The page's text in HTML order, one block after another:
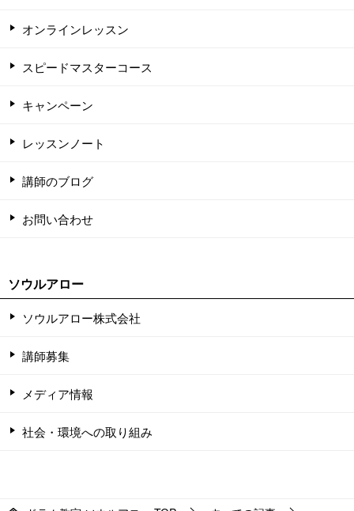
オンラインレッスン
スピードマスターコース
キャンペーン
レッスンノート
講師のブログ
お問い合わせ
ソウルアロー
ソウルアロー株式会社
講師募集
メディア情報
社会・環境への取り組み